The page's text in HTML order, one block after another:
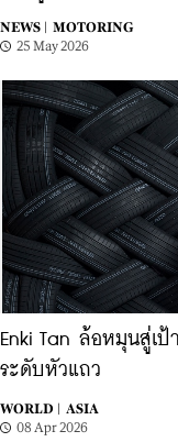
NEWS |
MOTORING
25 May 2026
Enki Tan ล้อหมุนสู่เ
ระดับหัวแถว
WORLD |
ASIA
08 Apr 2026